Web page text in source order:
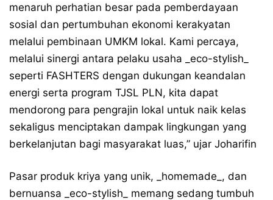
menaruh perhatian besar pada pemberdayaan
sosial dan pertumbuhan ekonomi kerakyatan
melalui pembinaan UMKM lokal. Kami percaya,
melalui sinergi antara pelaku usaha _eco-stylish_
seperti FASHTERS dengan dukungan keandalan
energi serta program TJSL PLN, kita dapat
mendorong para pengrajin lokal untuk naik kelas
sekaligus menciptakan dampak lingkungan yang
berkelanjutan bagi masyarakat luas,” ujar Joharifin
Pasar produk kriya yang unik, _homemade_, dan
bernuansa _eco-stylish_ memang sedang tumbuh